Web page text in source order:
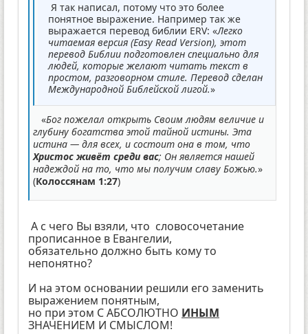
Я так написал, потому что это более
понятное выражение. Например так же
выражается перевод библии ERV: «Легко
читаемая версия (Easy Read Version), этот
перевод Библии подготовлен специально для
людей, которые желают читать текст в
простом, разговорном стиле. Перевод сделан
Международной Библейской лигой.»
«Бог пожелал открыть Своим людям величие и
глубину богатства этой тайной истины. Эта
истина — для всех, и состоит она в том, что
Христос живёт среди вас; Он является нашей
надеждой на то, что мы получим славу Божью.»
(Колоссянам 1:27)
А с чего Вы взяли, что словосочетание
прописанное в Евангелии,
обязательно должно быть кому то
непонятно?
И на этом основании решили его заменить
выражением понятным,
но при этом С АБСОЛЮТНО ИНЫМ
ЗНАЧЕНИЕМ И СМЫСЛОМ!